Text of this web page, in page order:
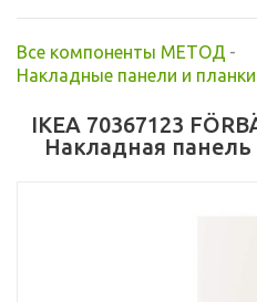
Все компоненты МЕТОД -
Накладные панели и
IKEA 70367123
Накладная